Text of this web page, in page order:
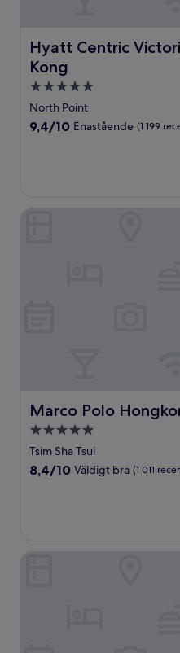
Hyatt Centric
Kong
Hyatt Centric Victoria
5.0-
stjärnigt
boende
North Point
9.4
9,4/10 Enastående (1 199
Marco Polo
Marco Polo Hongkong
5.0-
stjärnigt
boende
Tsim Sha Tsui
8.4
8,4/10 Väldigt bra (1 011